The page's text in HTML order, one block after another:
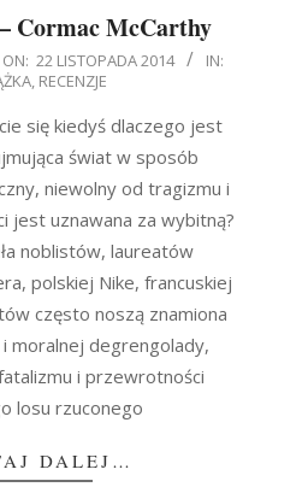
Cormac McCarthy
ON: 22 LISTOPADA 2014
IN:
, RECENZJE
się kiedyś dlaczego jest
świat w sposób
niewolny od tragizmu i
jest uznawana za wybitną?
noblistów, laureatów
polskiej Nike, francuskiej
często noszą znamiona
moralnej degrengolady,
i przewrotności
losu rzuconego
DALEJ…